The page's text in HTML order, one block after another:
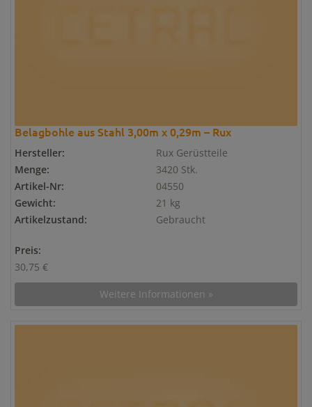
Belagbohle aus Stahl 3,00m x 0,29m – Rux
Hersteller:
Rux Gerüstteile
Menge:
3420 Stk.
Artikel-Nr:
04550
Gewicht:
21 kg
Artikelzustand:
Gebraucht
Preis:
30,75 €
Weitere Informationen »